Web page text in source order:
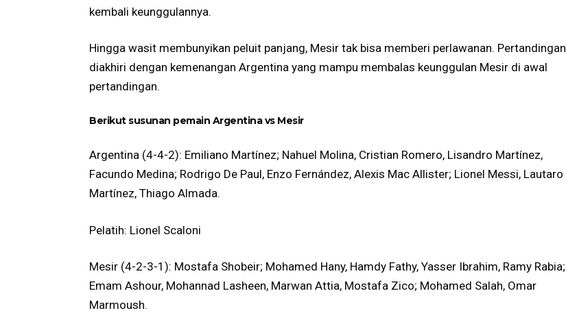
kembali keunggulannya.
Hingga wasit membunyikan peluit panjang, Mesir tak bisa memberi perlawanan. Pertandingan
diakhiri dengan kemenangan Argentina yang mampu membalas keunggulan Mesir di awal
pertandingan.
Berikut susunan pemain Argentina vs Mesir
Argentina (4-4-2): Emiliano Martínez; Nahuel Molina, Cristian Romero, Lisandro Martínez,
Facundo Medina; Rodrigo De Paul, Enzo Fernández, Alexis Mac Allister; Lionel Messi, Lautaro
Martínez, Thiago Almada.
Pelatih: Lionel Scaloni
Mesir (4-2-3-1): Mostafa Shobeir; Mohamed Hany, Hamdy Fathy, Yasser Ibrahim, Ramy Rabia;
Emam Ashour, Mohannad Lasheen, Marwan Attia, Mostafa Zico; Mohamed Salah, Omar
Marmoush.